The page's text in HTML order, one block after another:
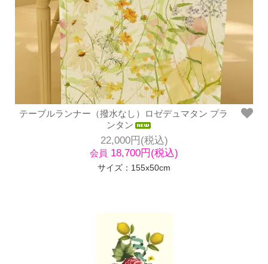
テーブルランナー（撥水なし）ロゼデュマタン プラ
ンタン
22,000円(税込)
会員 18,700円(税込)
サイズ：155x50cm